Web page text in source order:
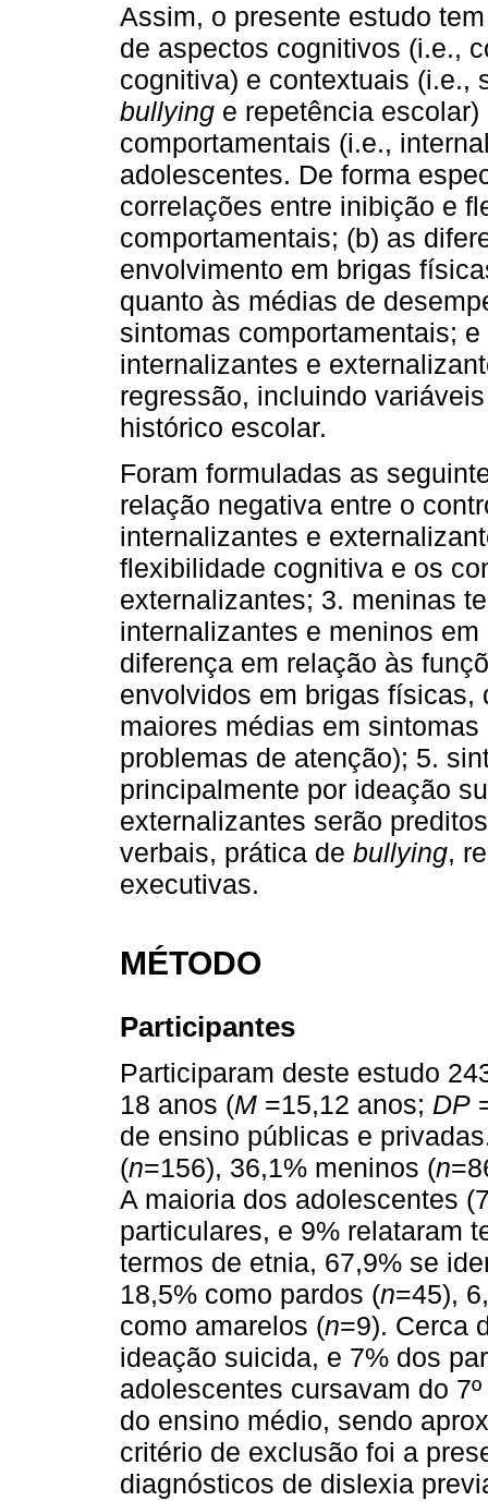
Assim, o presente estudo
de aspectos cognitivos (i.e.,
cognitiva) e contextuais (i.e.,
bullying e repetência
comportamentais (i.e.,
adolescentes. De forma
correlações entre inibição e
comportamentais; (b) as
envolvimento em brigas
quanto às médias de
sintomas comportamentais;
internalizantes e
regressão, incluindo
histórico escolar.
Foram formuladas as
relação negativa entre o
internalizantes e
flexibilidade cognitiva e os
externalizantes; 3. meninas
internalizantes e meninos
diferença em relação às
envolvidos em brigas
maiores médias em
problemas de atenção); 5.
principalmente por ideação
externalizantes serão
verbais, prática de bullying,
executivas.
MÉTODO
Participantes
Participaram deste estudo
18 anos (M =15,12 anos; DP
de ensino públicas e
(n=156), 36,1% meninos (n
A maioria dos adolescentes
particulares, e 9% relataram
termos de etnia, 67,9% se
18,5% como pardos (n=45),
como amarelos (n=9). Cerca
ideação suicida, e 7% dos
adolescentes cursavam do
do ensino médio, sendo
critério de exclusão foi a
diagnósticos de dislexia